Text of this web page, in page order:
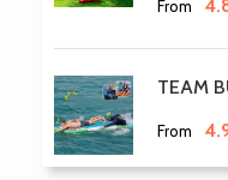
From
TEAM
From